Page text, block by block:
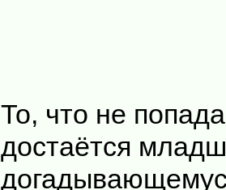
То, что не
достаётся